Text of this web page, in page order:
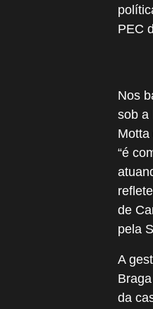
PEC
Nos
sob a
Motta
“é
de
pela
A
da